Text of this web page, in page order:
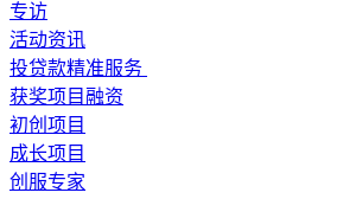
专访
活动资讯
投贷款精准服务
获奖项目融资
初创项目
成长项目
创服专家